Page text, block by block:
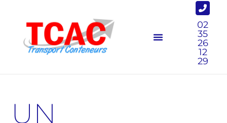
02
35
26
12
29
UN